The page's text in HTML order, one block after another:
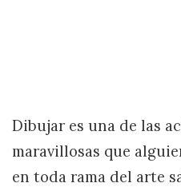
Dibujar es una de las
maravillosas que
en toda rama del arte